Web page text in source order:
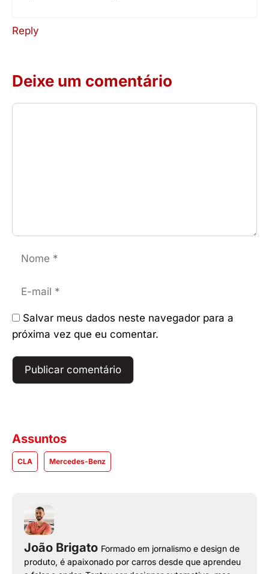
Reply
Deixe um comentário
Comentário
mail
Salvar meus dados neste navegador para a
próxima vez que eu comentar.
Assuntos
CLA Mercedes-Benz
João Brigato Formado em jornalismo e design de
produto, é apaixonado por carros desde que aprendeu